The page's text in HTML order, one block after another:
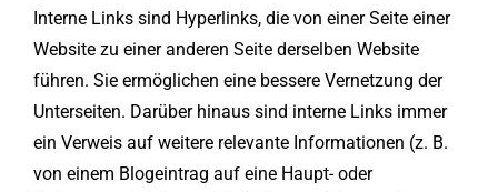
Interne Links sind Hyperlinks, die von einer Seite einer
Website zu einer anderen Seite derselben Website
führen. Sie ermöglichen eine bessere Vernetzung der
Unterseiten. Darüber hinaus sind interne Links immer
ein Verweis auf weitere relevante Informationen (z. B.
von einem Blogeintrag auf eine Haupt- oder